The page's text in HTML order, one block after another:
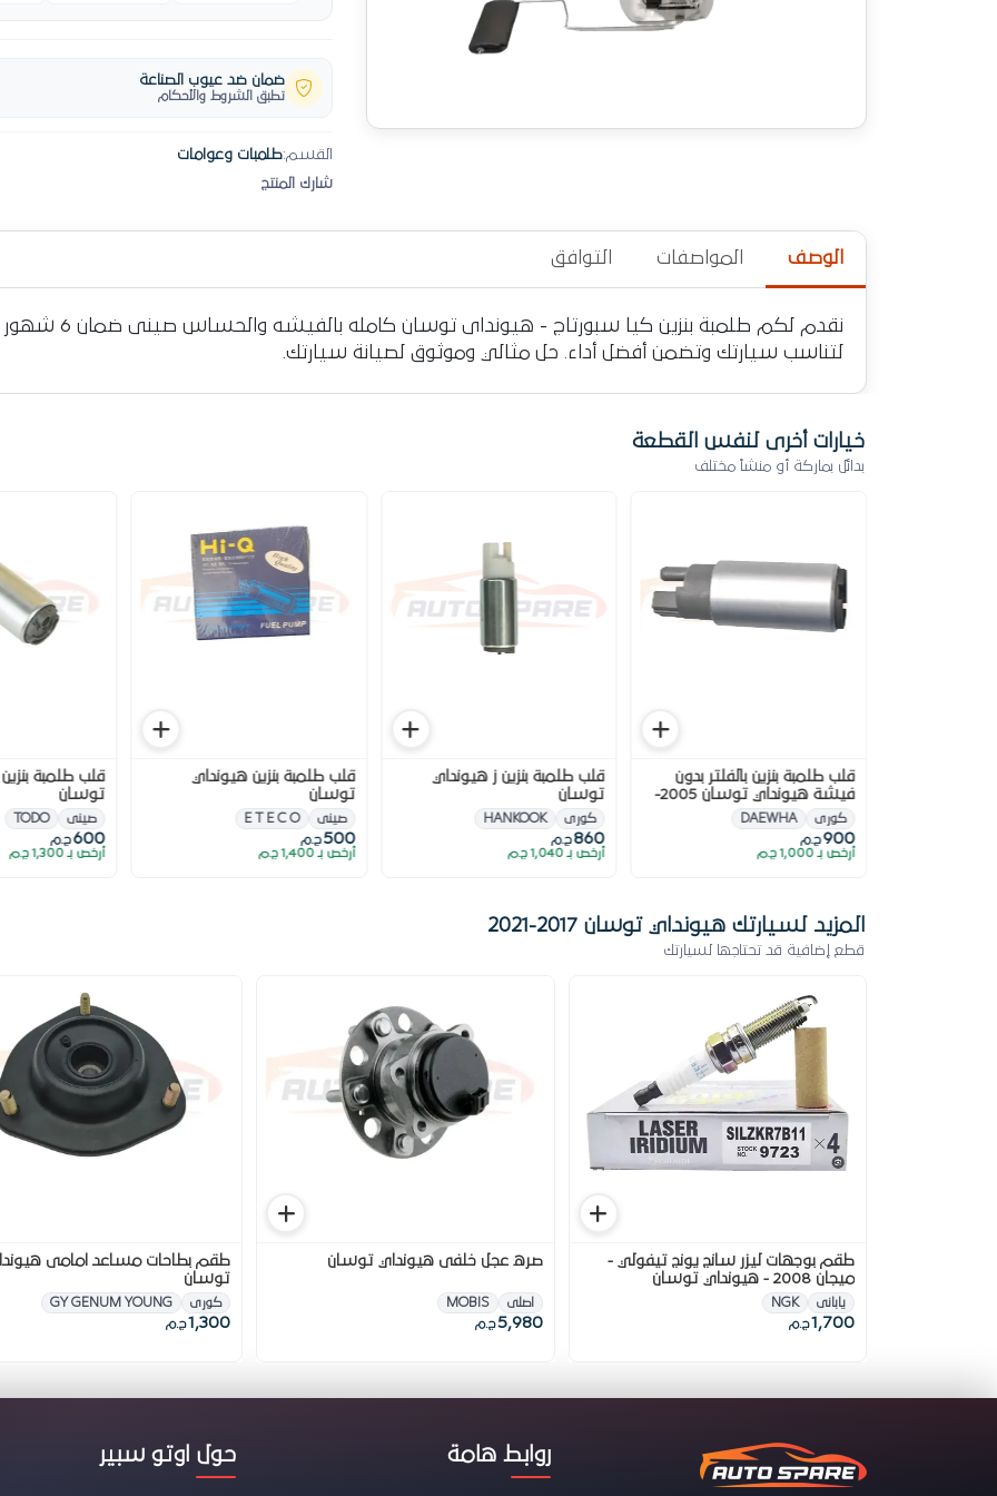
ضمان ضد عيوب الصناعة
تطبق الشروط والأحكام
القسم:طلمبات وعوامات
شارك المنتج
الوصف المواصفات التوافق
نقدم لكم طلمبة
لتناسب سيارتك وتضمن أفضل أداء. حل مثالي وموثوق لصيانة سيارتك.
خيارات أخرى لنفس القطعة
بدائل بماركة أو منشأ مختلف
قلب طلمبة بنزين بالفلتر بدون
فيشة هيونداي توسان 2005-
2009
كورى DAEWHA
900 ج.م
أرخص بـ 1,000 ج.م
قلب طلمبة بنزين ز هيونداي
توسان
كورى HANKOOK
860 ج.م
أرخص بـ 1,040 ج.م
قلب طلمبة بنزين هيونداي
توسان
صينى E T E C O
500ج.م
أرخص بـ 1,400 ج.م
قلب طلمبة
توسان
صينى TODO
600ج.م
أرخص بـ 1,300 ج.م
المزيد لسيارتك هيونداي توسان 2017-2021
قطع إضافية قد تحتاجها لسيارتك
طقم بوجهات ليزر سانج يونج تيفولي -
ميجان 2008 - هيونداي توسان
يابانى NGK
1,700ج.م
صره عجل خلفى هيونداي توسان
اصلى MOBIS
5,980 ج.م
طقم بطاحات مساعد امامى
توسان
كورى GY GENUM YOUNG
1,300ج.م
روابط هامة حول اوتو سبير